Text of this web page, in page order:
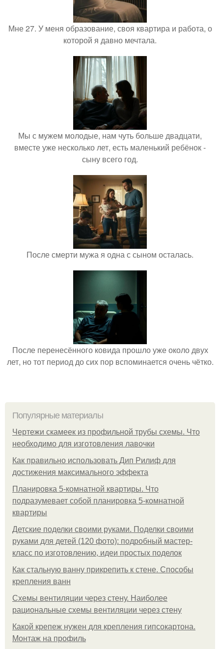
Мне 27. У меня образование, своя квартира и работа, о
которой я давно мечтала.
Мы с мужем молодые, нам чуть больше двадцати,
вместе уже несколько лет, есть маленький ребёнок -
сыну всего год.
После смерти мужа я одна с сыном осталась.
После перенесённого ковида прошло уже около двух
лет, но тот период до сих пор вспоминается очень чётко.
Популярные материалы
Чертежи скамеек из профильной трубы схемы. Что
необходимо для изготовления лавочки
Как правильно использовать Дип Рилиф для
достижения максимального эффекта
Планировка 5-комнатной квартиры. Что
подразумевает собой планировка 5-комнатной
квартиры
Детские поделки своими руками. Поделки своими
руками для детей (120 фото): подробный мастер-
класс по изготовлению, идеи простых поделок
Как стальную ванну прикрепить к стене. Способы
крепления ванн
Схемы вентиляции через стену. Наиболее
рациональные схемы вентиляции через стену
Какой крепеж нужен для крепления гипсокартона.
Монтаж на профиль